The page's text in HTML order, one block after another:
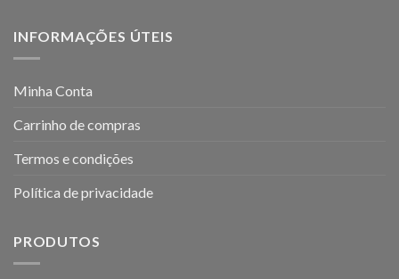
INFORMAÇÕES ÚTEIS
Minha Conta
Carrinho de compras
Termos e condições
Política de privacidade
PRODUTOS